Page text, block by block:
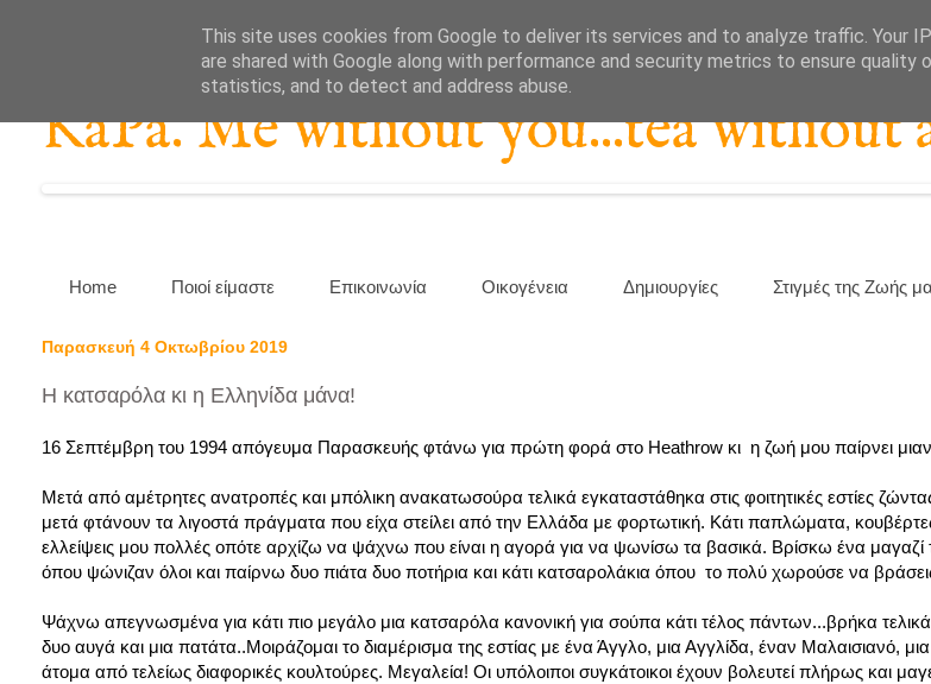
KaPa. Me without you...tea without
Home Ποιοί είμαστε Επικοινωνία Οικογένεια Δημιουργίες Στιγμές της Ζωής
Παρασκευή 4 Οκτωβρίου 2019
Η κατσαρόλα κι η Ελληνίδα μάνα!
16 Σεπτέμβρη του 1994 απόγευμα Παρασκευής φτάνω για πρώτη φορά στο Heathrow κι η ζωή μου παίρνει
Μετά από αμέτρητες ανατροπές και μπόλικη ανακατωσούρα τελικά εγκαταστάθηκα στις φοιτητικές εστίες
μετά φτάνουν τα λιγοστά πράγματα που είχα στείλει από την Ελλάδα με φορτωτική. Κάτι παπλώματα,
ελλείψεις μου πολλές οπότε αρχίζω να ψάχνω που είναι η αγορά για να ψωνίσω τα βασικά. Βρίσκω ένα μαγαζί
όπου ψώνιζαν όλοι και παίρνω δυο πιάτα δυο ποτήρια και κάτι κατσαρολάκια όπου το πολύ χωρούσε να
Ψάχνω απεγνωσμένα για κάτι πιο μεγάλο μια κατσαρόλα κανονική για σούπα κάτι τέλος πάντων...βρήκα
δυο αυγά και μια πατάτα..Μοιράζομαι το διαμέρισμα της εστίας με ένα Άγγλο, μια Αγγλίδα, έναν Μαλαισιανό,
άτομα από τελείως διαφορικές κουλτούρες. Μεγαλεία! Οι υπόλοιποι συγκάτοικοι έχουν βολευτεί πλήρως και
This site uses cookies from Google to deliver its services and to analyze traffic. Your
are shared with Google along with performance and security metrics to ensure quality
statistics, and to detect and address abuse.